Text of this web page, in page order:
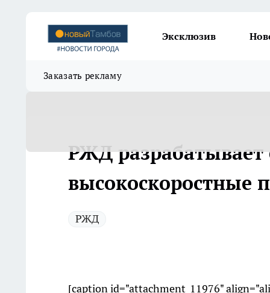
Эксклюзив
Заказать рекламу
РЖД
высокоскоростные
РЖД
[caption id="attachment_11976"